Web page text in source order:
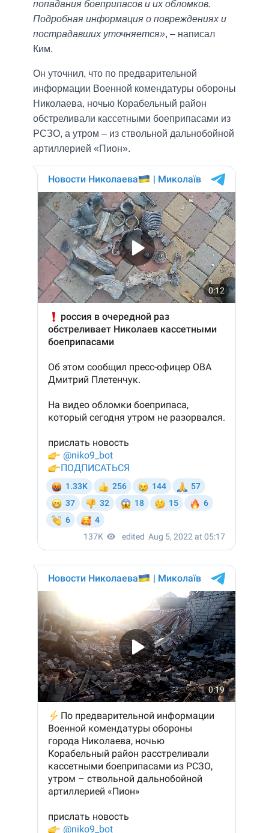
попадания боеприпасов и их обломков.
Подробная информация о повреждениях и
пострадавших уточняется», – написал
Ким.
Он уточнил, что по предварительной
информации Военной комендатуры обороны
Николаева, ночью Корабельный район
обстреливали кассетными боеприпасами из
РСЗО, а утром – из ствольной дальнобойной
артиллерией «Пион».